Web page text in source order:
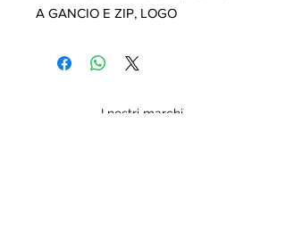
A GANCIO E ZIP, LOGO
I nostri marchi